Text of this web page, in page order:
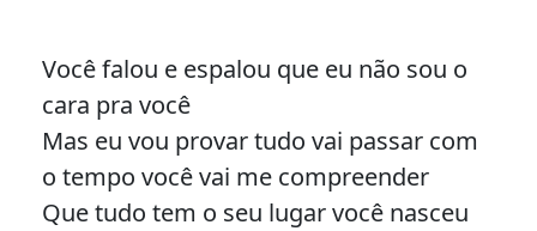
Você falou e espalou que eu não sou o
cara pra você
Mas eu vou provar tudo vai passar com
o tempo você vai me compreender
Que tudo tem o seu lugar você nasceu